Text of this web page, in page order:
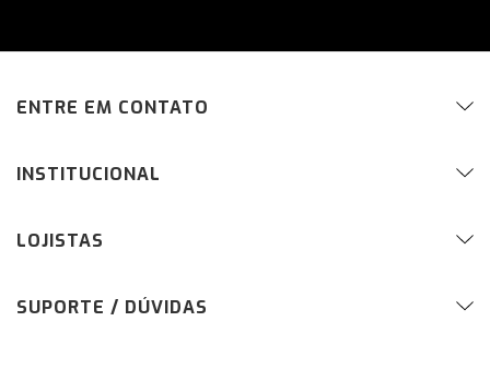
ENTRE EM CONTATO
INSTITUCIONAL
LOJISTAS
SUPORTE / DÚVIDAS